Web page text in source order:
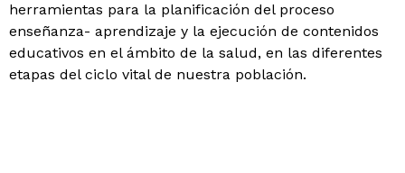
herramientas para la planificación del proceso
enseñanza- aprendizaje y la ejecución de contenidos
educativos en el ámbito de la salud, en las diferentes
etapas del ciclo vital de nuestra población.